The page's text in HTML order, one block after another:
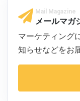
Mail Magazine
メールマガ
マーケティング
知らせなどをお